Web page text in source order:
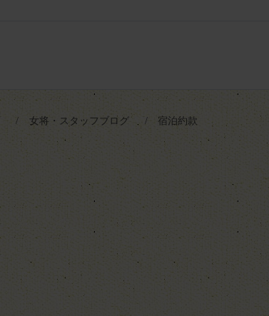
女将・スタッフブログ 宿泊約款